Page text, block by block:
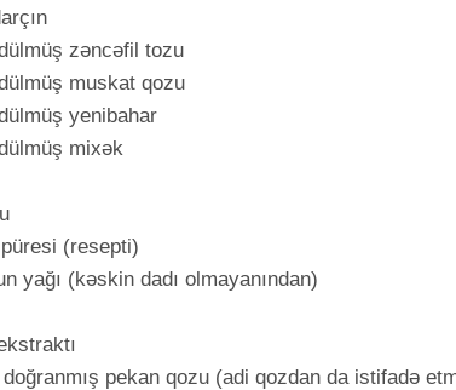
zəncəfil tozu
muskat qozu
yenibahar
mixək
(resepti)
yağı (kəskin dadı olmayanından)
pekan qozu (adi qozdan da istifadə